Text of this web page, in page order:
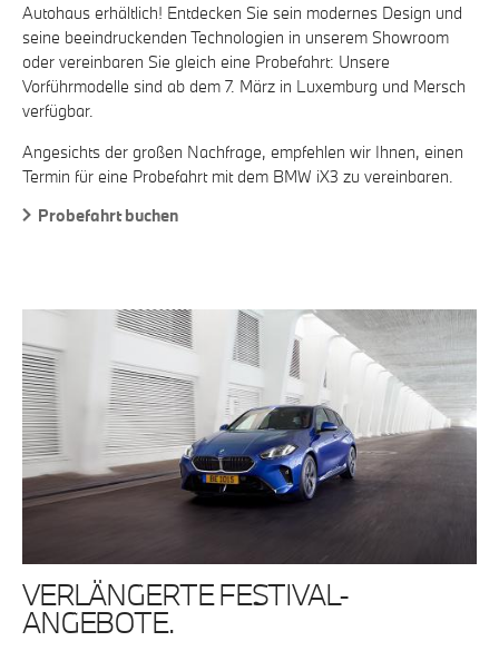
Autohaus erhältlich! Entdecken Sie sein modernes Design und
seine beeindruckenden Technologien in unserem Showroom
oder vereinbaren Sie gleich eine Probefahrt: Unsere
Vorführmodelle sind ab dem 7. März in Luxemburg und Mersch
verfügbar.
Angesichts der großen Nachfrage, empfehlen wir Ihnen, einen
Termin für eine Probefahrt mit dem BMW iX3 zu vereinbaren.
Probefahrt buchen
VERLÄNGERTE FESTIVAL-
ANGEBOTE.